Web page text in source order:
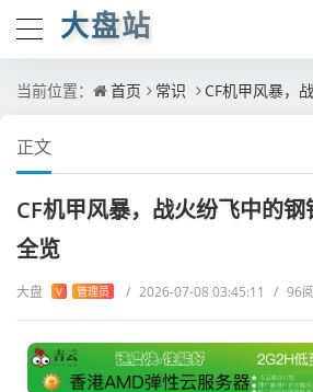
大盘站
当前位置： 首页 常识 CF机甲风暴，战火纷
正文
CF机甲风暴，战火纷飞中的
全览
大盘 V 管理员 / 2026-07-08 03:45:11 / 96